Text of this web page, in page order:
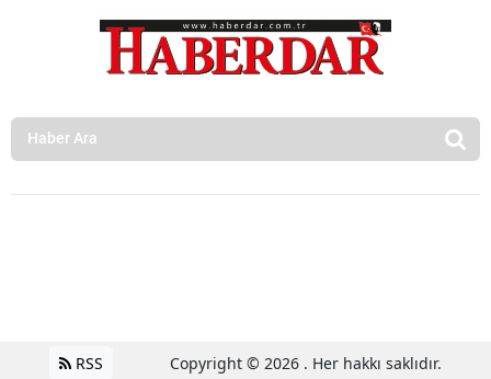
RSS Copyright © 2026 . Her hakkı saklıdır.